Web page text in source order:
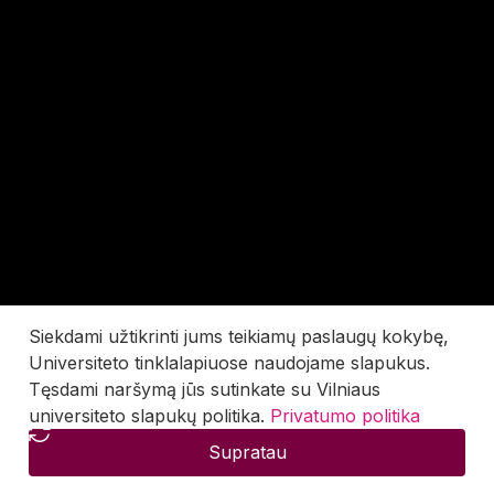
Siekdami užtikrinti jums teikiamų paslaugų kokybę,
Universiteto tinklalapiuose naudojame slapukus.
Tęsdami naršymą jūs sutinkate su Vilniaus
universiteto slapukų politika. Privatumo politika
Supratau